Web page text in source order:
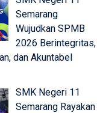
Semarang
Wujudkan SPMB
2026 Berintegritas,
dan Akuntabel
SMK Negeri 11
Semarang Rayakan